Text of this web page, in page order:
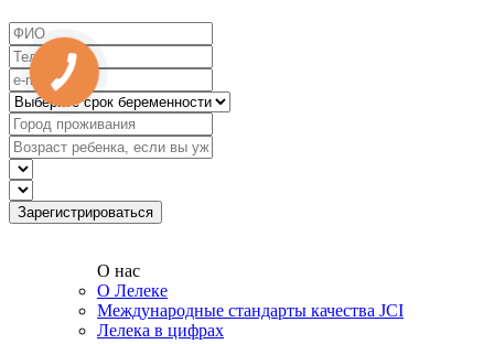
О нас
О Лелеке
Международные стандарты качества JCI
Лелека в цифрах